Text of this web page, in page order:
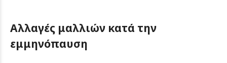
Αλλαγές μαλλιών κατά την
εμμηνόπαυση